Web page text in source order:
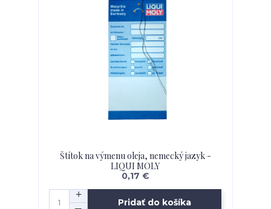
Štítok na výmenu oleja, nemecký jazyk -
LIQUI MOLY
0,17 €
Pridať do košíka